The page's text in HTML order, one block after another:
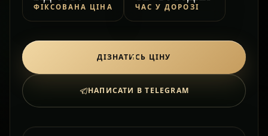
ФІКСОВАНА ЦІНА ЧАС У ДОРОЗІ
ДІЗНАТИСЬ ЦІНУ
НАПИСАТИ В TELEGRAM